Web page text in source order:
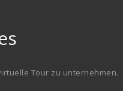
Tour zu unternehmen.